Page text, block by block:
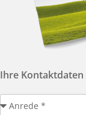
Ihre Kontaktdaten